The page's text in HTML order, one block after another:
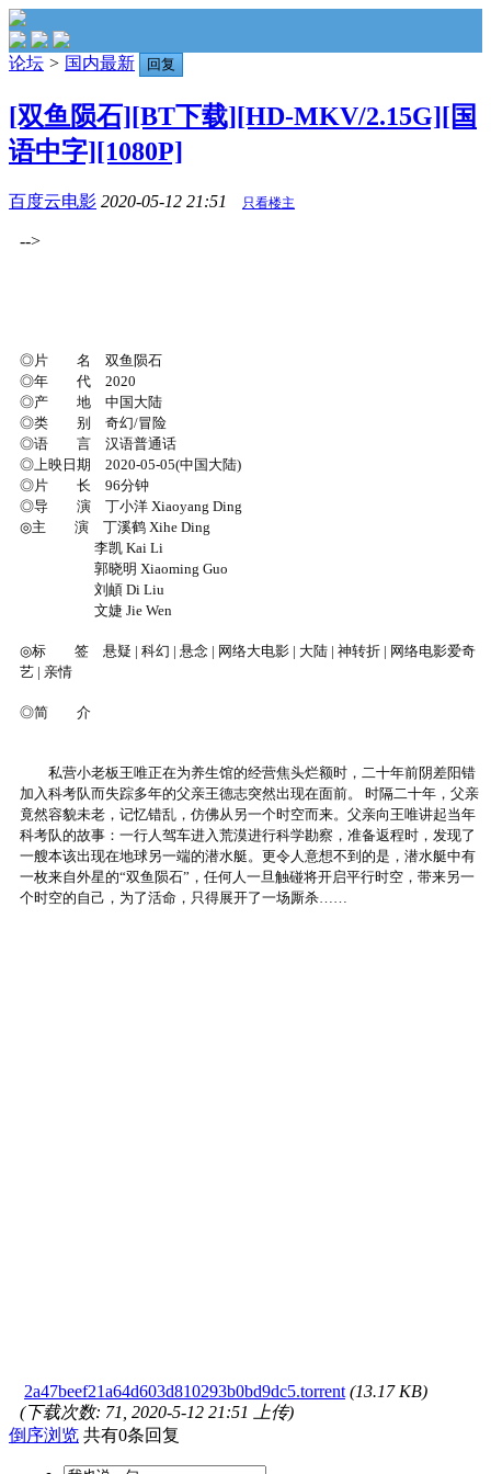
论坛 > 国内最新 回复
[双鱼陨石][BT下载][HD-MKV/2.15G][国
语中字][1080P]
百度云电影 2020-05-12 21:51 只看楼主
-->
◎片 名 双鱼陨石
◎年 代 2020
◎产 地 中国大陆
◎类 别 奇幻/冒险
◎语 言 汉语普通话
◎上映日期 2020-05-05(中国大陆)
◎片 长 96分钟
◎导 演 丁小洋 Xiaoyang Ding
◎主 演 丁溪鹤 Xihe Ding
李凯 Kai Li
郭晓明 Xiaoming Guo
刘頔 Di Liu
文婕 Jie Wen
◎标 签 悬疑 | 科幻 | 悬念 | 网络大电影 | 大陆 | 神转折 | 网络电影爱奇
艺 | 亲情
◎简 介
私营小老板王唯正在为养生馆的经营焦头烂额时，二十年前阴差阳错
加入科考队而失踪多年的父亲王德志突然出现在面前。 时隔二十年，父亲
竟然容貌未老，记忆错乱，仿佛从另一个时空而来。父亲向王唯讲起当年
科考队的故事：一行人驾车进入荒漠进行科学勘察，准备返程时，发现了
一艘本该出现在地球另一端的潜水艇。更令人意想不到的是，潜水艇中有
一枚来自外星的“双鱼陨石”，任何人一旦触碰将开启平行时空，带来另一
个时空的自己，为了活命，只得展开了一场厮杀……
2a47beef21a64d603d810293b0bd9dc5.torrent (13.17 KB)
(下载次数: 71, 2020-5-12 21:51 上传)
倒序浏览 共有0条回复